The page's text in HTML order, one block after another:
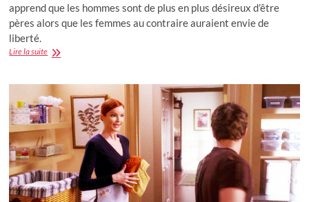
apprend que les hommes sont de plus en plus désireux d’être
pères alors que les femmes au contraire auraient envie de
liberté.
Lire la suiteLes
davantage
avoir
des
enfants
que
les
femmes